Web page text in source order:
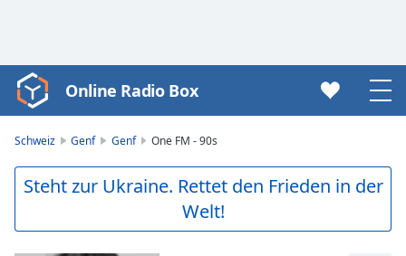
Video
Player
Play
Video
Skip
Online Radio Box
Schweiz Genf Genf One FM - 90s
Steht zur Ukraine. Rettet den Frieden in der
Welt!